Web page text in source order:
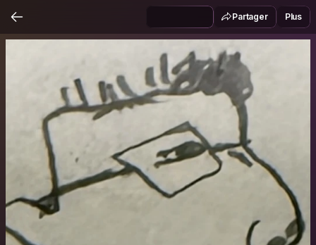
Partager Plus